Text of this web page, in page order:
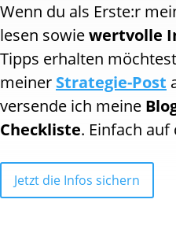
Wenn du als Erste:r
lesen sowiewertvolle
Tipps erhalten
meiner Strategie-Post
versende ich meine
Checkliste. Einfach
Jetzt die Infos sichern